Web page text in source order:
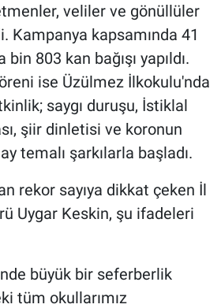
veliler ve gönüllüler
Kampanya kapsamında 41
803 kan bağışı yapıldı.
ise Üzülmez İlkokulu'nda
saygı duruşu, İstiklal
şiir dinletisi ve koronun
temalı şarkılarla başladı.
rekor sayıya dikkat çeken İl
Uygar Keskin, şu ifadeleri
büyük bir seferberlik
tüm okullarımız